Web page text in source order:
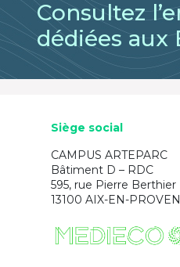
Consultez
dédiées aux
Siège social
CAMPUS ARTEPARC
Bâtiment D – RDC
595, rue Pierre Berthier
13100 AIX-EN-